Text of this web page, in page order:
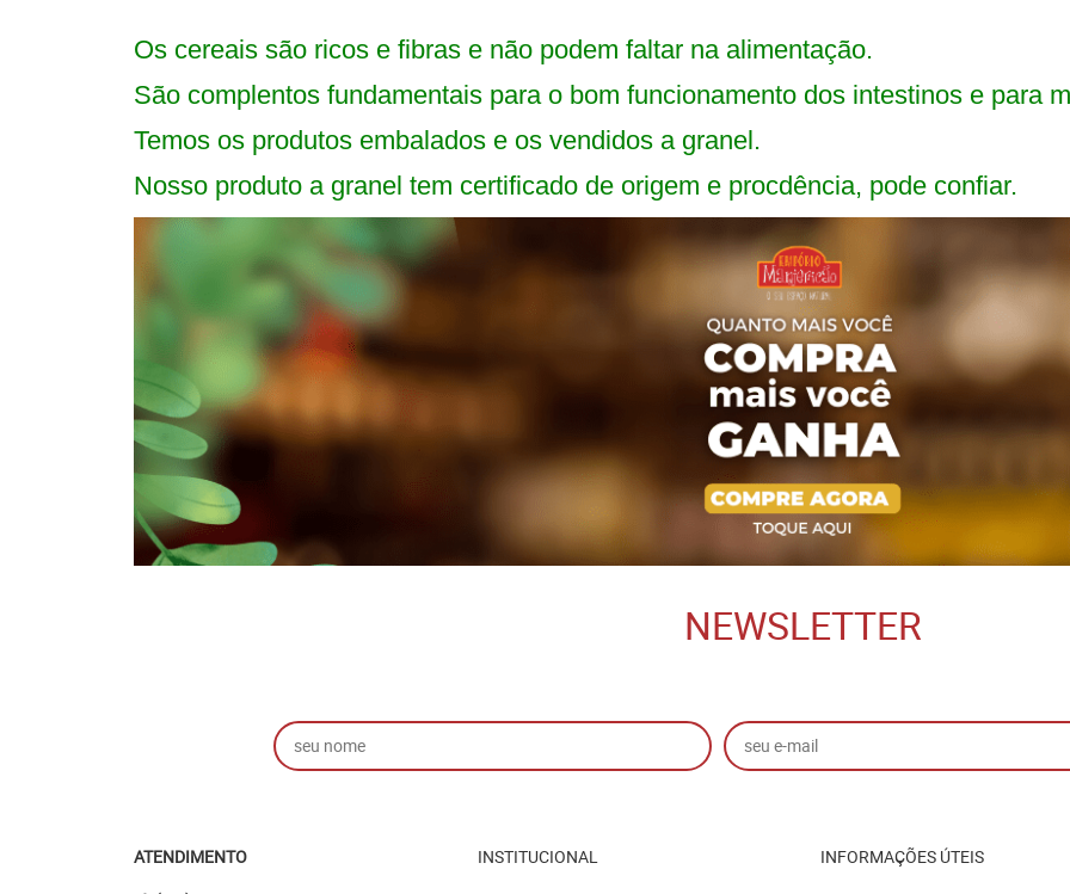
Os cereais são ricos e fibras e não podem faltar na alimentação.
São complentos fundamentais para o bom funcionamento dos intestinos e para
Temos os produtos embalados e os vendidos a granel.
Nosso produto a granel tem certificado de origem e procdência, pode confiar.
NEWSLETTER
ATENDIMENTO
INSTITUCIONAL
INFORMAÇÕES ÚTEIS